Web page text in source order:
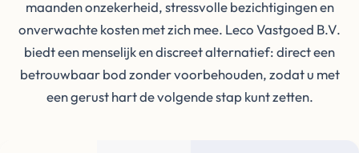
maanden onzekerheid, stressvolle bezichtigingen en
onverwachte kosten met zich mee. Leco Vastgoed B.V.
biedt een menselijk en discreet alternatief: direct een
betrouwbaar bod zonder voorbehouden, zodat u met
een gerust hart de volgende stap kunt zetten.